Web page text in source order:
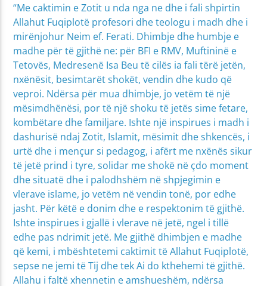
“Me caktimin e Zotit u nda nga ne dhe i fali shpirtin
Allahut Fuqiplotë profesori dhe teologu i madh dhe i
mirënjohur Neim ef. Ferati. Dhimbje dhe humbje e
madhe për të gjithë ne: për BFI e RMV, Muftininë e
Tetovës, Medresenë Isa Beu të cilës ia fali tërë jetën,
nxënësit, besimtarët shokët, vendin dhe kudo që
veproi. Ndërsa për mua dhimbje, jo vetëm të një
mësimdhënësi, por të një shoku të jetës sime fetare,
kombëtare dhe familjare. Ishte një inspirues i madh i
dashurisë ndaj Zotit, Islamit, mësimit dhe shkencës, i
urtë dhe i mençur si pedagog, i afërt me nxënës sikur
të jetë prind i tyre, solidar me shokë në çdo moment
dhe situatë dhe i palodhshëm në shpjegimin e
vlerave islame, jo vetëm në vendin tonë, por edhe
jasht. Për këtë e donim dhe e respektonim të gjithë.
Ishte inspirues i gjallë i vlerave në jetë, ngel i tillë
edhe pas ndrimit jetë. Me gjithë dhimbjen e madhe
që kemi, i mbështetemi caktimit të Allahut Fuqiplotë,
sepse ne jemi të Tij dhe tek Ai do kthehemi të gjithë.
Allahu i faltë xhennetin e amshueshëm, ndërsa